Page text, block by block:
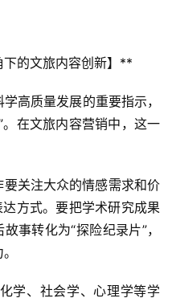
的文旅内容创新】**
高质量发展的重要指示，
在文旅内容营销中，这一
关注大众的情感需求和价
方式。要把学术研究成果
事转化为“探险纪录片”，
。
学、社会学、心理学等学